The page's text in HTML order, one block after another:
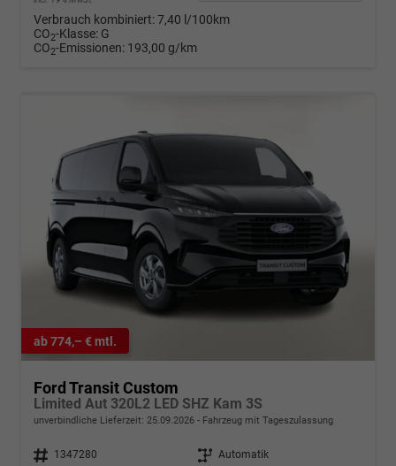
Verbrauch kombiniert:7,40 l/100km
CO2-Klasse: G
CO2-Emissionen: 193,00 g/km
ab 774,– € mtl.
Ford Transit Custom
Limited Aut 320L2 LED SHZ Kam 3S
unverbindliche Lieferzeit: 25.09.2026 Fahrzeug mit Tageszulassung
Fahrzeugnr. 1347280 Getriebe Automatik